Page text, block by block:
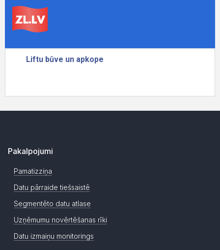
Pakalpojumi
Pamatizziņa
Datu pārraide tiešsaistē
Segmentēto datu atlase
Uzņēmumu novērtēšanas rīki
Datu izmaiņu monitorings